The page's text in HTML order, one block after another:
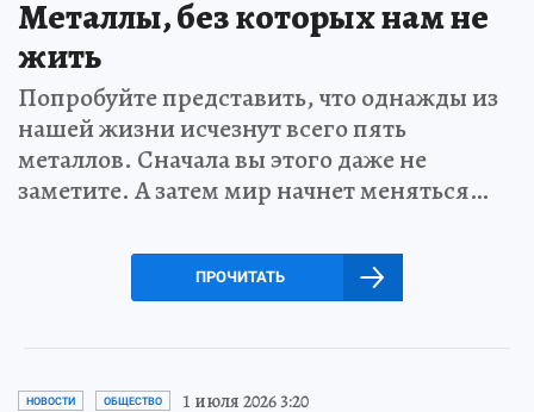
Металлы, без которых нам не
жить
Попробуйте представить, что однажды из
нашей жизни исчезнут всего пять
металлов. Сначала вы этого даже не
заметите. А затем мир начнет меняться…
ПРОЧИТАТЬ
НОВОСТИ ОБЩЕСТВО 1 июля 2026 3:20